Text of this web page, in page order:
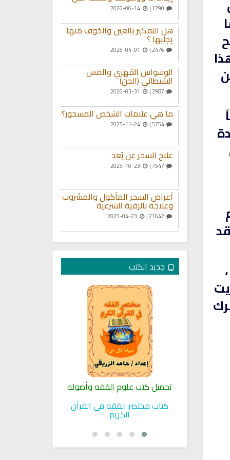
هل التفكير بالعين والخوف منها
يجلبها ؟
الوسواس القهري والمس
الشيطاني (الجن)
ما هي علامات الشخص المسحور؟
علاج السحر عن بُعد
أعراض السحر المأكول والمشروب
وعلاجه بالرقية الشرعية
جديد الكتب
تحميل كتب علوم الفقه وأصوله
كتاب مختصر الفقه في القرآن
الكريم